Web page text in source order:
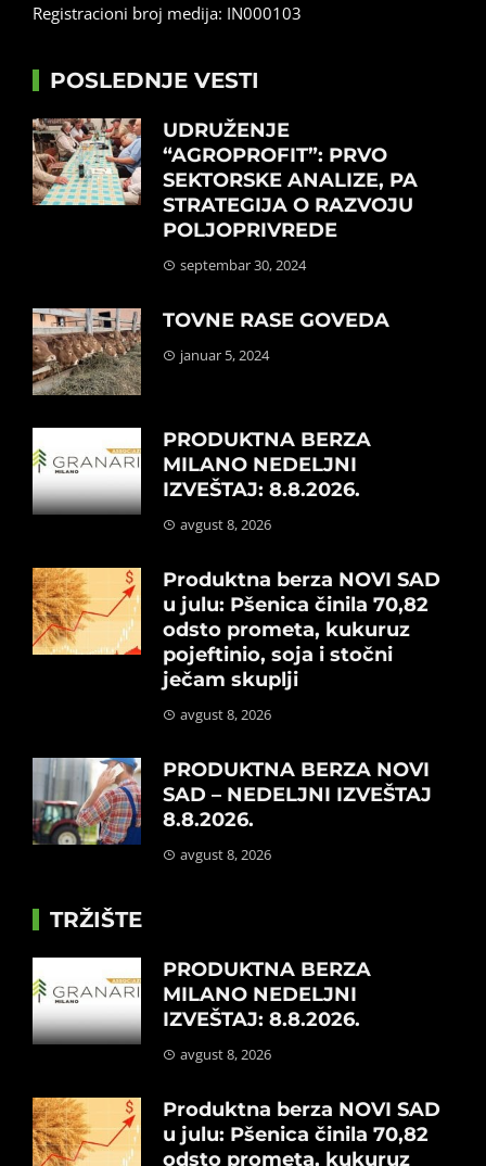
Registracioni broj medija: IN000103
POSLEDNJE VESTI
UDRUŽENJE
“AGROPROFIT”: PRVO
SEKTORSKE ANALIZE, PA
STRATEGIJA O RAZVOJU
POLJOPRIVREDE
septembar 30, 2024
TOVNE RASE GOVEDA
januar 5, 2024
PRODUKTNA BERZA
MILANO NEDELJNI
IZVEŠTAJ: 8.8.2026.
avgust 8, 2026
Produktna berza NOVI SAD
u julu: Pšenica činila 70,82
odsto prometa, kukuruz
pojeftinio, soja i stočni
ječam skuplji
avgust 8, 2026
PRODUKTNA BERZA NOVI
SAD – NEDELJNI IZVEŠTAJ
8.8.2026.
avgust 8, 2026
TRŽIŠTE
PRODUKTNA BERZA
MILANO NEDELJNI
IZVEŠTAJ: 8.8.2026.
avgust 8, 2026
Produktna berza NOVI SAD
u julu: Pšenica činila 70,82
odsto prometa, kukuruz